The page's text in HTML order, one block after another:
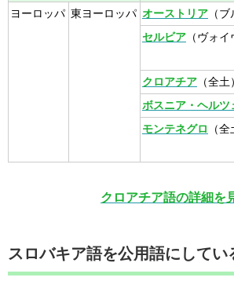
ヨーロッパ 東ヨーロッパ オーストリア （
セルビア （ヴォ
クロアチア （全土）
ボスニア・ヘルツ
モンテネグロ
（全
クロアチア語の詳細を
スロバキア語を公用語にしてい